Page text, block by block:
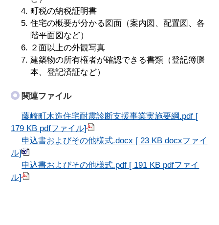
町税の納税証明書
住宅の概要が分かる図面（案内図、配置図、各
階平面図など）
２面以上の外観写真
建築物の所有権者が確認できる書類（登記簿謄
本、登記済証など）
関連ファイル
藤崎町木造住宅耐震診断支援事業実施要綱.pdf [
179 KB pdfファイル]
申込書およびその他様式.docx [ 23 KB docxファイ
ル]
申込書およびその他様式.pdf [ 191 KB pdfファイ
ル]